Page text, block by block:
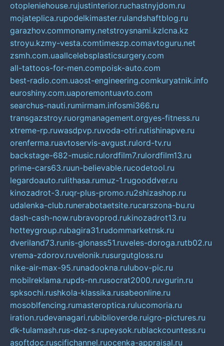
otopleniehouse.rujustinterior.ruchastnyjdom.ru
mojateplica.rupodelkimaster.rulandshaftblog.ru
garazhov.commonamy.netstroysnami.kzlcna.kz
stroyu.kzmy-vesta.comtimeszp.comavtoguru.net
zsmh.com.uaallcelebsplasticsurgery.com
all-tattoos-for-men.compoisk-auto.com
best-radio.com.uaost-engineering.comkuryatnik.info
euroshiny.com.uaporemontuavto.com
searchus-nauti.rumirmam.infosmi366.ru
transgazstroy.ruorgmanagement.orgyes-fitness.ru
xtreme-rp.ruwasdpvp.ruvoda-otri.rutishinapve.ru
orenferma.ruavtoservis-avgust.rulord-tv.ru
backstage-682-music.rulordfilm7.rulordfilm13.ru
prime-cars63.ruun-believable.rucodetool.ru
legardoauto.rulithasa.rumuz-1.rugooddver.ru
kinozadrot-3.ruqr-plus-promo.ru2shizashop.ru
udalenka-club.runerabotaetsite.rucarszona-bu.ru
dash-cash-now.rubravoprod.rukinozadrot13.ru
hotteygroup.rubagira31.rudommarketnsk.ru
dveriland73.runis-glonass51.ruveles-doroga.rutb02.ru
vrema-zdorov.ruvelonik.rusurgutgloss.ru
nike-air-max-95.runadookna.rulubov-pic.ru
mobilreklama.rupds-nn.rusocrat2000.ruvgurin.ru
spksochi.rushkola-klassika.rusabeonline.ru
mosoblfencing.rumasteroptica.rulucomoria.ru
iration.rudevanagari.rubiblioverde.ruigro-pictures.ru
dk-tulamash.rus-dez-s.rupeysok.rublackcountess.ru
asoftdoc.ruscifichannel.ruocenka-appraisal.ru